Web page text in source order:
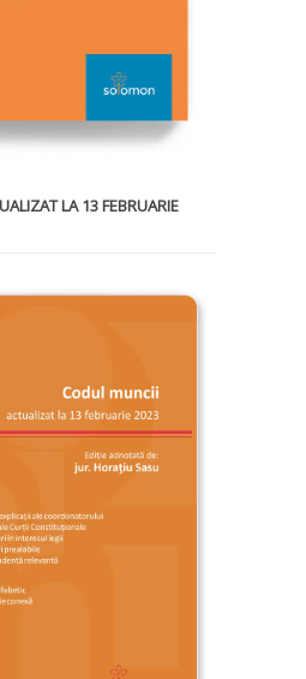
LA 13 FEBRUARIE